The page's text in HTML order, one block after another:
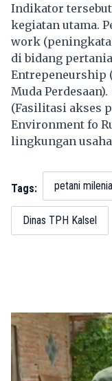
Indikator
kegiatan utama.
work
di bidang
Entrepeneurship
Muda
(Fasilitasi akses
Environment fo
lingkungan
Tags: petani milenial
Dinas TPH Kalsel